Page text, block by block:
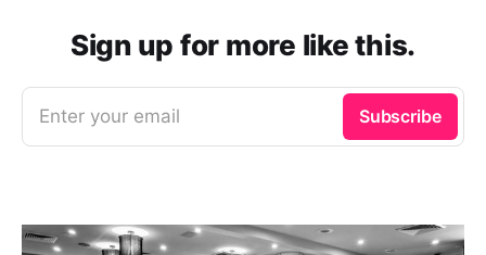
Sign up for more like this.
Enter your email Subscribe